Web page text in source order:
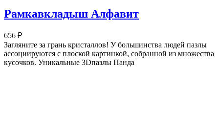
Рамкавкладыш Алфавит
656 ₽
Загляните за грань кристаллов! У большинства людей пазлы
ассоциируются с плоской картинкой, собранной из множества
кусочков. Уникальные 3Dпазлы Панда